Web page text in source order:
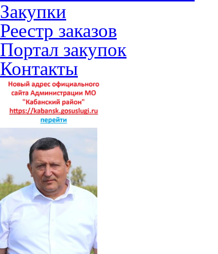
Закупки
Реестр заказов
Портал закупок
Контакты